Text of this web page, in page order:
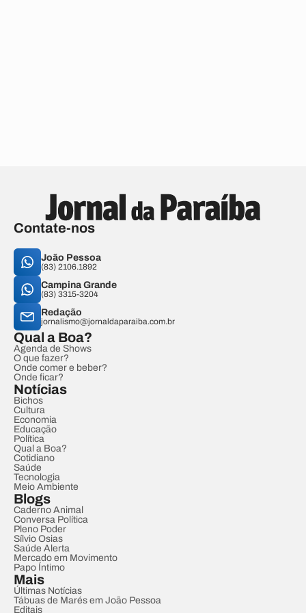
Contate-nos
João Pessoa
(83) 2106.1892
Campina Grande
(83) 3315-3204
Redação
jornalismo@jornaldaparaiba.com.br
Qual a Boa?
Agenda de Shows
O que fazer?
Onde comer e beber?
Onde ficar?
Notícias
Bichos
Cultura
Economia
Educação
Política
Qual a Boa?
Cotidiano
Saúde
Tecnologia
Meio Ambiente
Blogs
Caderno Animal
Conversa Política
Pleno Poder
Sílvio Osias
Saúde Alerta
Mercado em Movimento
Papo Íntimo
Mais
Últimas Notícias
Tábuas de Marés em João Pessoa
Editais